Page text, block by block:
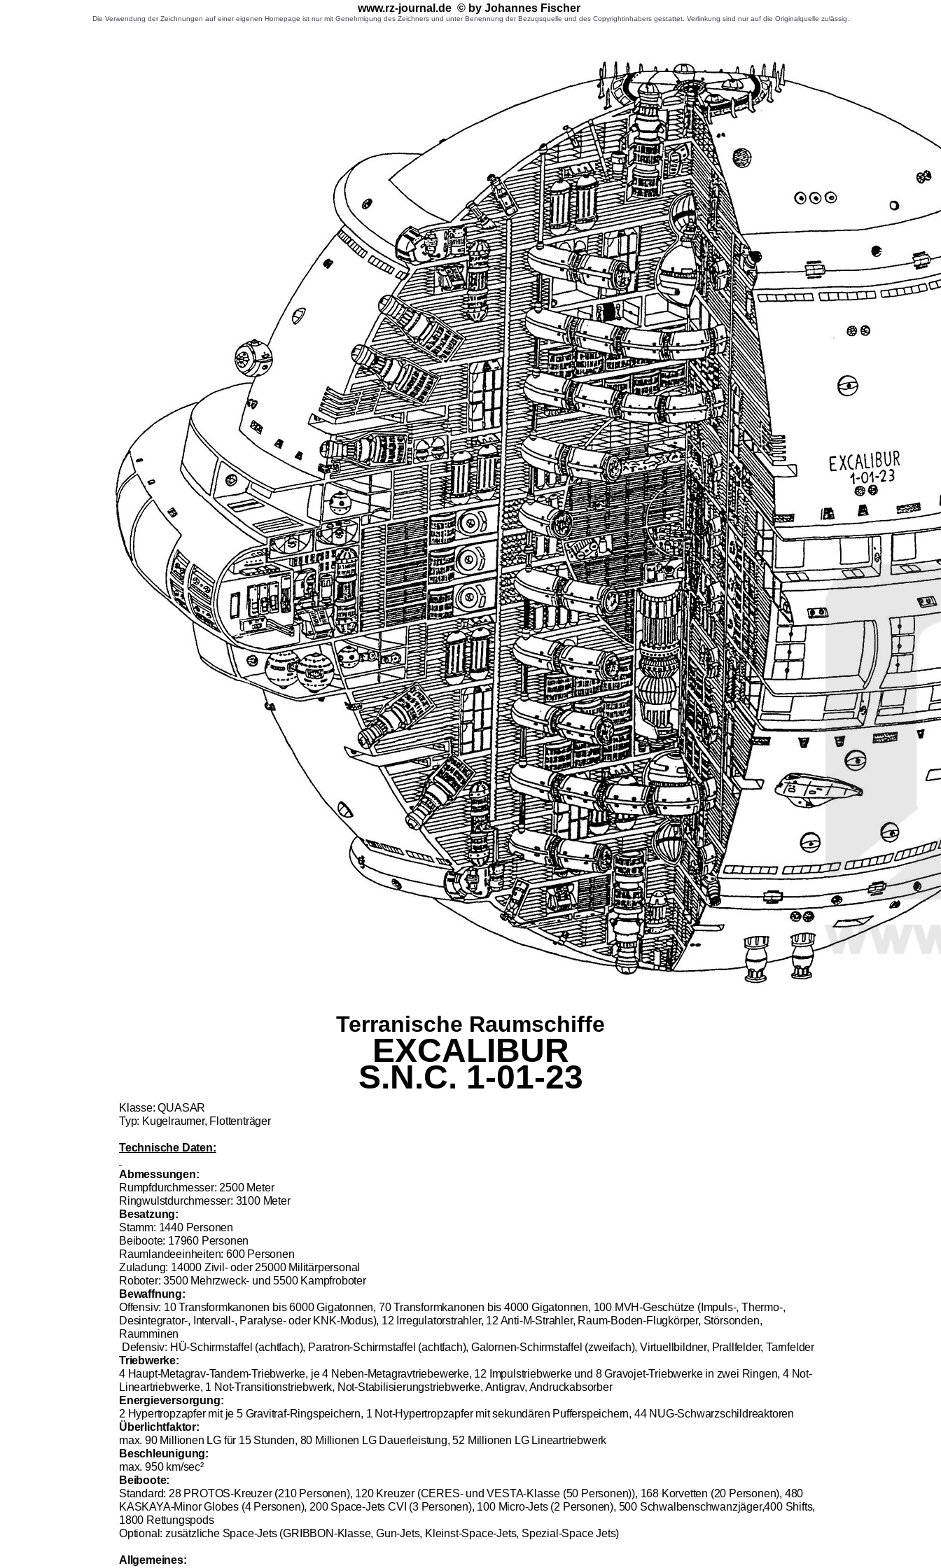
www.rz-journal.de © by Johannes Fischer
Die Verwendung der Zeichnungen auf einer eigenen Homepage ist nur mit Genehmigung des Zeichners und unter Benennung der Bezugsquelle und des Copyrightinhabers gestattet. Verlinkung sind nur auf die Originalquelle zulässig.
Terranische Raumschiffe
EXCALIBUR
S.N.C. 1-01-23
Klasse: QUASAR
Typ: Kugelraumer, Flottenträger
Technische Daten:
Abmessungen:
Rumpfdurchmesser: 2500 Meter
Ringwulstdurchmesser: 3100 Meter
Besatzung:
Stamm: 1440 Personen
Beiboote: 17960 Personen
Raumlandeeinheiten: 600 Personen
Zuladung: 14000 Zivil- oder 25000 Militärpersonal
Roboter: 3500 Mehrzweck- und 5500 Kampfroboter
Bewaffnung:
Offensiv: 10 Transformkanonen bis 6000 Gigatonnen, 70 Transformkanonen bis 4000 Gigatonnen, 100 MVH-Geschütze (Impuls-, Thermo-,
Desintegrator-, Intervall-, Paralyse- oder KNK-Modus), 12 Irregulatorstrahler, 12 Anti-M-Strahler, Raum-Boden-Flugkörper, Störsonden,
Raumminen
Defensiv: HÜ-Schirmstaffel (achtfach), Paratron-Schirmstaffel (achtfach), Galornen-Schirmstaffel (zweifach), Virtuellbildner, Prallfelder, Tarnfelder
Triebwerke:
4 Haupt-Metagrav-Tandem-Triebwerke, je 4 Neben-Metagravtriebewerke, 12 Impulstriebwerke und 8 Gravojet-Triebwerke in zwei Ringen, 4 Not-
Lineartriebwerke, 1 Not-Transitionstriebwerk, Not-Stabilisierungstriebwerke, Antigrav, Andruckabsorber
Energieversorgung:
2 Hypertropzapfer mit je 5 Gravitraf-Ringspeichern, 1 Not-Hypertropzapfer mit sekundären Pufferspeichern, 44 NUG-Schwarzschildreaktoren
Überlichtfaktor:
max. 90 Millionen LG für 15 Stunden, 80 Millionen LG Dauerleistung, 52 Millionen LG Lineartriebwerk
Beschleunigung:
max. 950 km/sec²
Beiboote:
Standard: 28 PROTOS-Kreuzer (210 Personen), 120 Kreuzer (CERES- und VESTA-Klasse (50 Personen)), 168 Korvetten (20 Personen), 480
KASKAYA-Minor Globes (4 Personen), 200 Space-Jets CVI (3 Personen), 100 Micro-Jets (2 Personen), 500 Schwalbenschwanzjäger,400 Shifts,
1800 Rettungspods
Optional: zusätzliche Space-Jets (GRIBBON-Klasse, Gun-Jets, Kleinst-Space-Jets, Spezial-Space Jets)
Allgemeines: